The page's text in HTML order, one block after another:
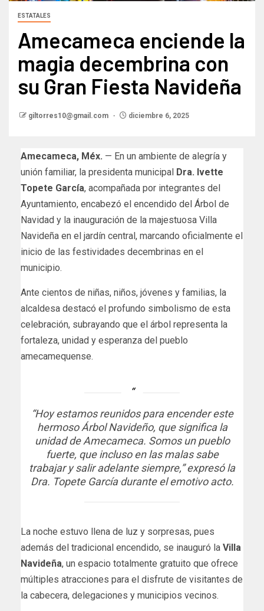
ESTATALES
Amecameca enciende la
magia decembrina con
su Gran Fiesta Navideña
giltorres10@gmail.com diciembre 6, 2025
Amecameca, Méx. — En un ambiente de alegría y
unión familiar, la presidenta municipal Dra. Ivette
Topete García, acompañada por integrantes del
Ayuntamiento, encabezó el encendido del Árbol de
Navidad y la inauguración de la majestuosa Villa
Navideña en el jardín central, marcando oficialmente el
inicio de las festividades decembrinas en el
municipio.
Ante cientos de niñas, niños, jóvenes y familias, la
alcaldesa destacó el profundo simbolismo de esta
celebración, subrayando que el árbol representa la
fortaleza, unidad y esperanza del pueblo
amecamequense.
“Hoy estamos reunidos para encender este
hermoso Árbol Navideño, que significa la
unidad de Amecameca. Somos un pueblo
fuerte, que incluso en las malas sabe
trabajar y salir adelante siempre,”expresó la
Dra. Topete García durante el emotivo acto.
La noche estuvo llena de luz y sorpresas, pues
además del tradicional encendido, se inauguró la Villa
Navideña, un espacio totalmente gratuito que ofrece
múltiples atracciones para el disfrute de visitantes de
la cabecera, delegaciones y municipios vecinos.